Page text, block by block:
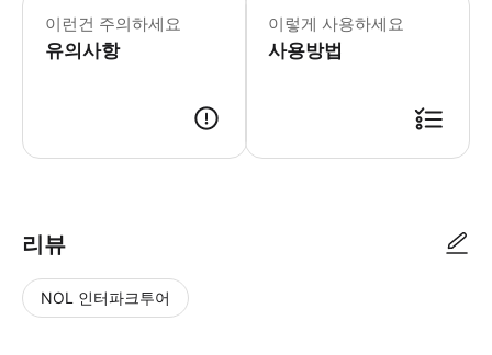
이런건 주의하세요
유의사항
이렇게 사용하세요
사용방법
리뷰
NOL 인터파크투어